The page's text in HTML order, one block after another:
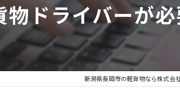
ドライバーが
新潟県長岡市の軽貨物なら株式会